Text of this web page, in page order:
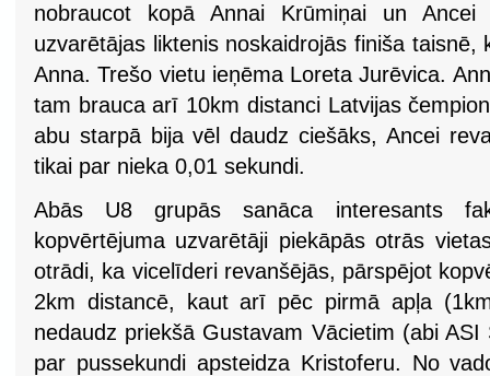
nobraucot kopā Annai Krūmiņai un
uzvarētājas liktenis noskaidrojās finiša
Anna. Trešo vietu ieņēma Loreta Jurēvica.
tam brauca arī 10km distanci Latvijas
abu starpā bija vēl daudz ciešāks, Ancei
tikai par nieka 0,01 sekundi.
Abās U8 grupās sanāca interesants
kopvērtējuma uzvarētāji piekāpās otrās
otrādi, ka vicelīderi revanšējās, pārspējot
2km distancē, kaut arī pēc pirmā apļa
nedaudz priekšā Gustavam Vācietim (abi
par pussekundi apsteidza Kristoferu. No